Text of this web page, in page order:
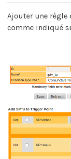
Ajouter une règle
comme indiqué